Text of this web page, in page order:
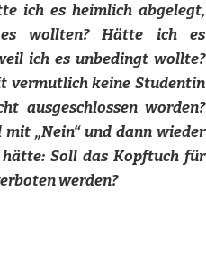
ich es heimlich abgelegt,
wollten? Hätte ich es
ich es unbedingt wollte?
vermutlich keine Studentin
ausgeschlossen worden?
„Nein“ und dann wieder
Soll das Kopftuch für
werden?